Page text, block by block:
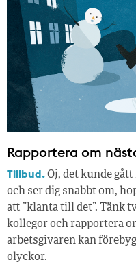
Rapportera om
Tillbud.Oj, det kunde
och ser dig snabbt om,
att ”klanta till det”. Tänk
kollegor och rapportera
arbetsgivaren kan
olyckor.